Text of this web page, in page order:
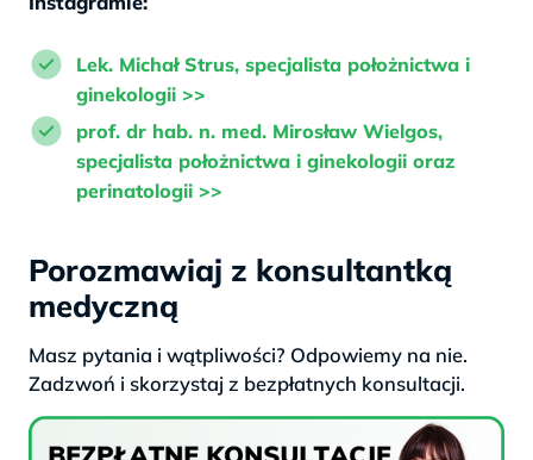
Lek. Michał Strus, specjalista położnictwa i
ginekologii >>
prof. dr hab. n. med. Mirosław Wielgos,
specjalista położnictwa i ginekologii oraz
perinatologii >>
Porozmawiaj z konsultantką
medyczną
Masz pytania i wątpliwości? Odpowiemy na nie.
Zadzwoń i skorzystaj z bezpłatnych konsultacji.